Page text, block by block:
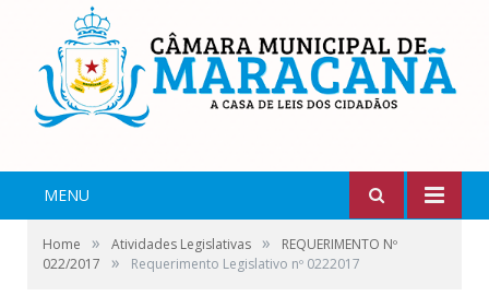
MENU
Home » Atividades Legislativas »
REQUERIMENTO Nº
022/2017
» Requerimento Legislativo nº 0222017